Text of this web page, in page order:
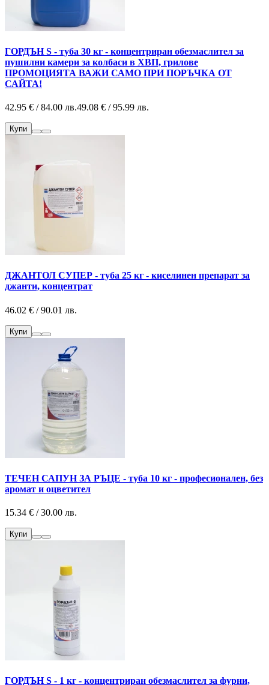
ГОРДЪН S - туба 30 кг - концентриран обезмаслител за
пушилни камери за колбаси в ХВП, грилове
ПРОМОЦИЯТА ВАЖИ САМО ПРИ ПОРЪЧКА ОТ
САЙТА!
42.95 € / 84.00 лв.49.08 € / 95.99 лв.
Купи
ДЖАНТОЛ СУПЕР - туба 25 кг - киселинен препарат за
джанти, концентрат
46.02 € / 90.01 лв.
Купи
ТЕЧЕН САПУН ЗА РЪЦЕ - туба 10 кг - професионален, без
аромат и оцветител
15.34 € / 30.00 лв.
Купи
ГОРДЪН S - 1 кг - концентриран обезмаслител за фурни,